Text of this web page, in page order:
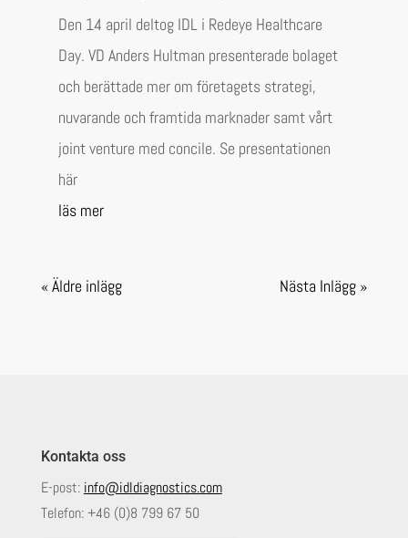
Den 14 april deltog IDL i Redeye Healthcare
Day. VD Anders Hultman presenterade bolaget
och berättade mer om företagets strategi,
nuvarande och framtida marknader samt vårt
joint venture med concile. Se presentationen
här
läs mer
« Äldre inlägg Nästa Inlägg »
Kontakta oss
E-post: info@idldiagnostics.com
Telefon:+46 (0)8 799 67 50